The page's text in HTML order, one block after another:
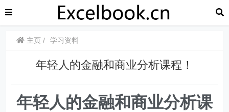
主页 学习资料
年轻人的金融和商业分析课程！
年轻人的金融和商业分析课